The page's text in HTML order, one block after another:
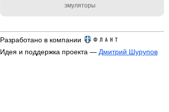
эмуляторы
Разработано в компании
Идея и поддержка проекта — Дмитрий Шурупов